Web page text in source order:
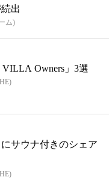
出
ム)
Owners」3選
サウナ付きのシェア